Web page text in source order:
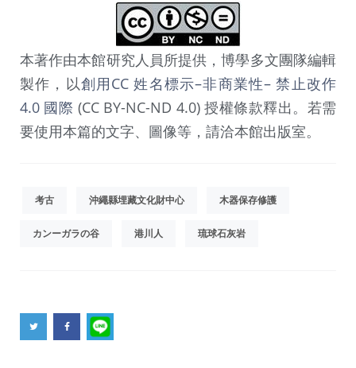
本著作由本館研究人員所提供，博學多文團隊編輯
製作，以創用CC 姓名標示–非商業性– 禁止改作
4.0 國際 (CC BY-NC-ND 4.0) 授權條款釋出。若需
要使用本篇的文字、圖像等，請洽本館出版室。
考古 沖繩縣埋藏文化財中心 木器保存修護
カンーガラの谷 港川人 琉球石灰岩